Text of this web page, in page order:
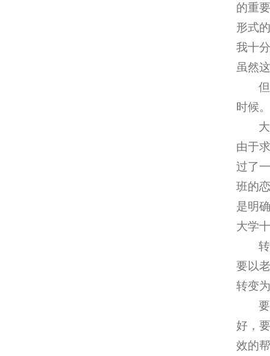
的重
形式
我十
虽然
时候
由于
过了
班的
是明
大学
要以
转变
好，
效的